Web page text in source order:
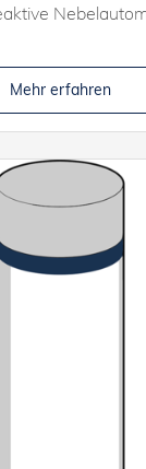
Mehr erfahren